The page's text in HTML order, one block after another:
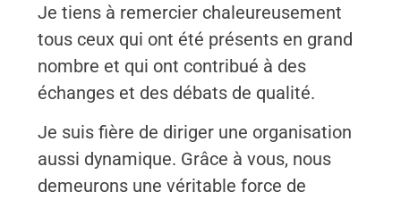
Je tiens à remercier chaleureusement
tous ceux qui ont été présents en grand
nombre et qui ont contribué à des
échanges et des débats de qualité.
Je suis fière de diriger une organisation
aussi dynamique. Grâce à vous, nous
demeurons une véritable force de